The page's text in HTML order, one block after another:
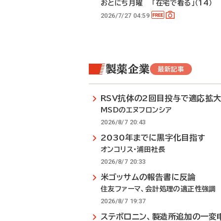
おとにち月曜 「在宅で看る」（14）
2026/7/27 04:59
製薬企業 最新記事
RSV抗体の2回目投与で適応拡
MSDのエヌフロンシア
2026/8/7 20:43
2030年までに黒字化目指す
オンコリス・浦田社長
2026/8/7 20:33
米ゴッサムの報告書に反論
住友ファーマ、会計処理の適正性強調
2026/8/7 19:37
ステボロニン、製造所追加の一変